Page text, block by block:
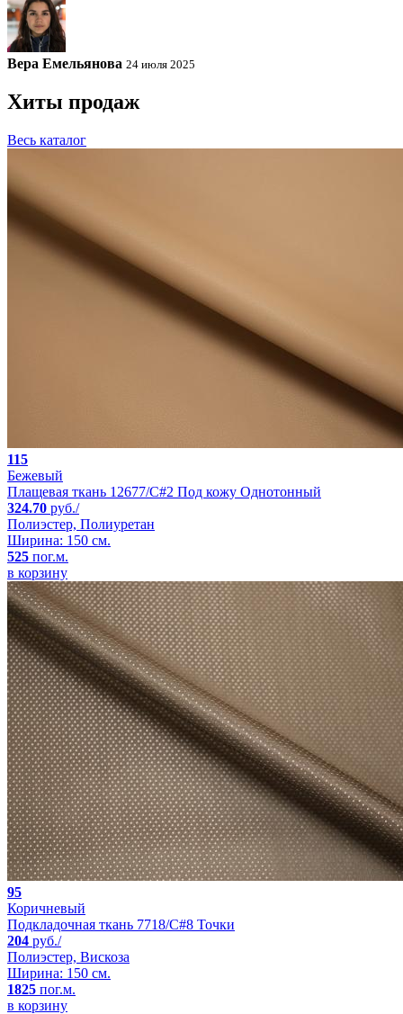
Вера Емельянова 24 июля 2025
Хиты продаж
Весь каталог
115
Бежевый
Плащевая ткань 12677/C#2 Под кожу Однотонный
324.70 руб./
Полиэстер, Полиуретан
Ширина: 150 см.
525 пог.м.
в корзину
95
Коричневый
Подкладочная ткань 7718/C#8 Точки
204 руб./
Полиэстер, Вискоза
Ширина: 150 см.
1825 пог.м.
в корзину